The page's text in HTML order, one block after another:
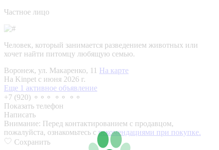
Частное лицо
Человек, который занимается разведением животных или
хочет найти питомцу любящую семью.
Воронеж, ул. Макаренко, 11 На карте
На Kinpet c июня 2026 г.
Еще 1 активное объявление
+7 (920) ⚬⚬⚬ ⚬⚬ ⚬⚬
Показать телефон
Написать
Внимание: Перед контактированием с продавцом,
пожалуйста, ознакомьтесь с рекомендациями при покупке.
Сохранить